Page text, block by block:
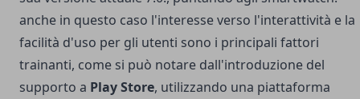
anche in questo caso l'interesse verso l'interattività e la
facilità d'uso per gli utenti sono i principali fattori
trainanti, come si può notare dall'introduzione del
supporto a Play Store, utilizzando una piattaforma